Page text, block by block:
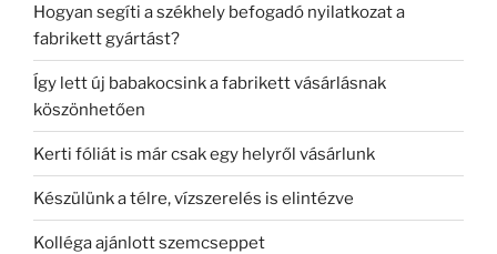
Hogyan segíti a székhely befogadó nyilatkozat a
fabrikett gyártást?
Így lett új babakocsink a fabrikett vásárlásnak
köszönhetően
Kerti fóliát is már csak egy helyről vásárlunk
Készülünk a télre, vízszerelés is elintézve
Kolléga ajánlott szemcseppet